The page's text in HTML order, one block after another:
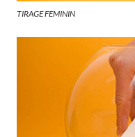
TIRAGE FEMININ